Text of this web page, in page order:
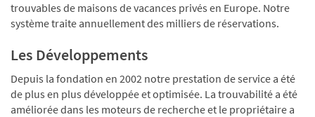
trouvables de maisons de vacances privés en Europe. Notre
système traite annuellement des milliers de réservations.
Les Développements
Depuis la fondation en 2002 notre prestation de service a été
de plus en plus développée et optimisée. La trouvabilité a été
améliorée dans les moteurs de recherche et le propriétaire a